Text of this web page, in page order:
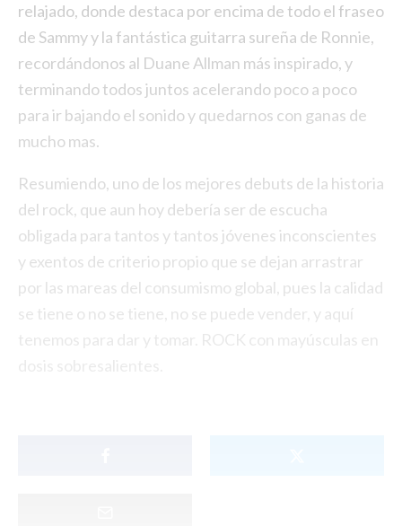
relajado, donde destaca por encima de todo el fraseo
de Sammy y la fantástica guitarra sureña de Ronnie,
recordándonos al Duane Allman más inspirado, y
terminando todos juntos acelerando poco a poco
para ir bajando el sonido y quedarnos con ganas de
mucho mas.
Resumiendo, uno de los mejores debuts de la historia
del rock, que aun hoy debería ser de escucha
obligada para tantos y tantos jóvenes inconscientes
y exentos de criterio propio que se dejan arrastrar
por las mareas del consumismo global, pues la calidad
se tiene o no se tiene, no se puede vender, y aquí